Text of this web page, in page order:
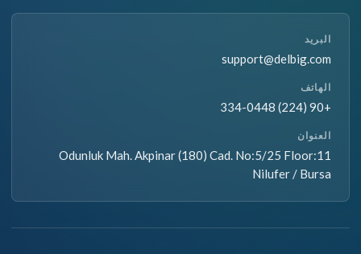
البريد
support@delbig.com
الهاتف
+90 (224) 334-0448
العنوان
Odunluk Mah. Akpinar (180) Cad. No:5/25 Floor:11
Nilufer / Bursa